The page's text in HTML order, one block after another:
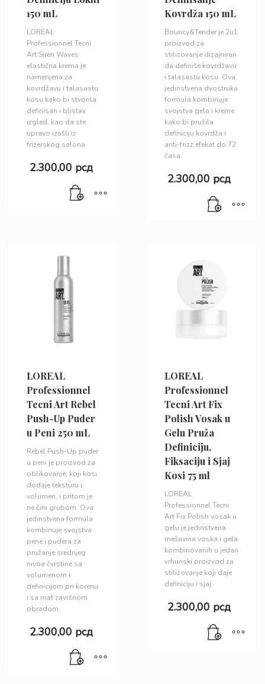
150 mL
LOREAL
Professionnel Tecni
Art Siren Waves
elastična krema je
namenjena za
kovrdžavu i talasastu
kosu kako bi stvorila
definisan i blistav
izgled, kao da ste
upravo izašli iz
frizerskog salona.
2.300,00 рсд
Kovrdža 150 mL
Bouncy&Tender je 2u1
proizvod za
stilizovanje dizajniran
da definiše kovrdžavu
i talasastu kosu. Ova
jedinstvena dvostruka
formula kombinuje
svojstva gela i kreme
kako bi pružila
definiciju kovrdža i
anti-frizz efekat do 72
časa.
2.300,00 рсд
LOREAL
Professionnel
Tecni Art Rebel
Push-Up Puder
u Peni 250 mL
Rebel Push-Up puder
u peni je proizvod za
oblikovanje, koji kosi
dodaje teksturu i
volumen, i pritom je
ne čini grubom. Ova
jedinstvena formula
kombinuje svojstva
pene i pudera za
pružanje srednjeg
nivoa čvrstine sa
volumenom i
definicijom pri korenu
i sa mat završnom
obradom.
2.300,00 рсд
LOREAL
Professionnel
Tecni Art Fix
Polish Vosak u
Gelu Pruža
Definiciju,
Fiksaciju i Sjaj
Kosi 75 ml
LOREAL
Professionnel Tecni
Art Fix Polish vosak u
gelu je jedinstvena
mešavina voska i gela
kombinovanih u jedan
vrhunski proizvod za
stilizovanje koji daje
definiciju i sjaj.
2.300,00 рсд